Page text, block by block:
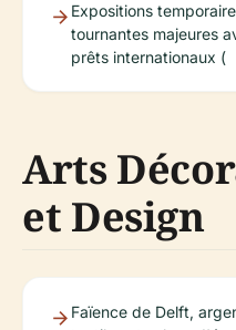
Expositions
tournantes majeures
prêts internationaux (
Arts
et Design
Faïence de Delft,